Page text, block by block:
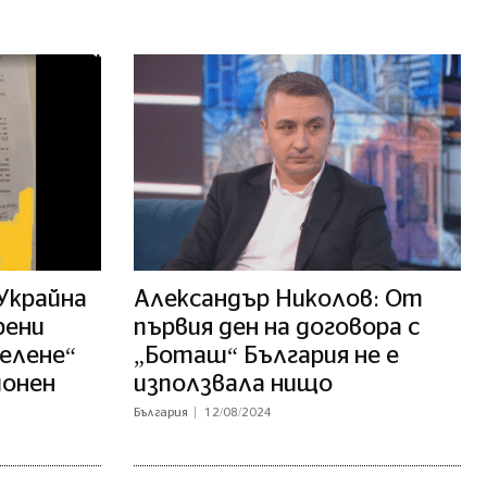
Александър Николов: От
първия ден на договора с
„Боташ“ България не е
използвала нищо
България 12/08/2024